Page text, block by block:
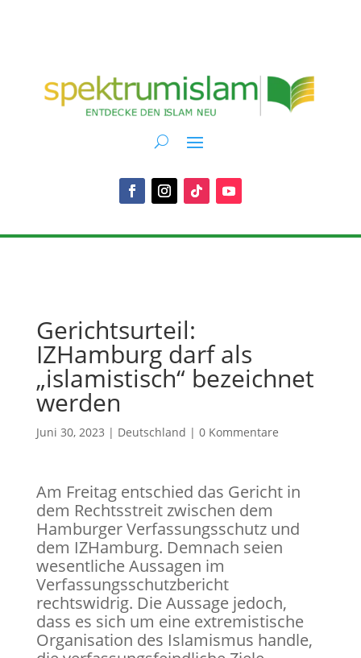
Gerichtsurteil:
IZHamburg darf als
„islamistisch“ bezeichnet
werden
Juni 30, 2023 | Deutschland | 0 Kommentare
Am Freitag entschied das Gericht in
dem Rechtsstreit zwischen dem
Hamburger Verfassungsschutz und
dem IZHamburg. Demnach seien
wesentliche Aussagen im
Verfassungsschutzbericht
rechtswidrig. Die Aussage jedoch,
dass es sich um eine extremistische
Organisation des Islamismus handle,